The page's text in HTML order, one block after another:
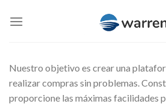
Nuestro objetivo es crear una
realizar compras sin problemas.
proporcione las máximas facilidades